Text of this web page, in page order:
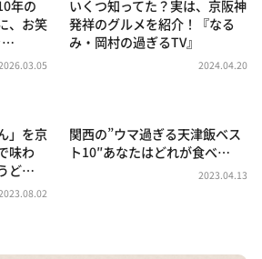
田×福井アナ「なんでやねん！？」
ラダ
ライブ 正義のミカタ
年の
、お笑
…
いくつ知ってた？実は、京阪神
発祥のグルメを紹介！『なる
み・岡村の過ぎるTV』
2024.04.20
」を京
味わ
ど…
関西の”ウマ過ぎる天津飯ベス
ト10″あなたはどれが食べ…
2023.04.13